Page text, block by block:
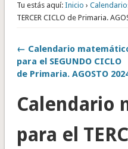
Tu estás aquí: Inicio ›
TERCER CICLO de Primaria.
← Calendario
para el SEGUNDO CICLO
de Primaria. AGOSTO
Calendario
para el